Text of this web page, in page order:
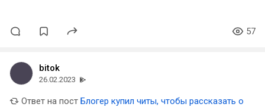
57
bitok
26.02.2023
Ответ на пост Блогер купил читы, чтобы рассказать о